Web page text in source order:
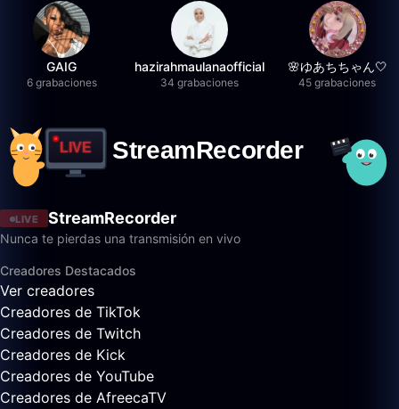
GAIG
6 grabaciones
hazirahmaulanaofficial
34 grabaciones
🌸ゆあちちゃん🤍
45 grabaciones
LIVE StreamRecorder
Nunca te pierdas una transmisión en vivo
Creadores Destacados
Ver creadores
Creadores de TikTok
Creadores de Twitch
Creadores de Kick
Creadores de YouTube
Creadores de AfreecaTV